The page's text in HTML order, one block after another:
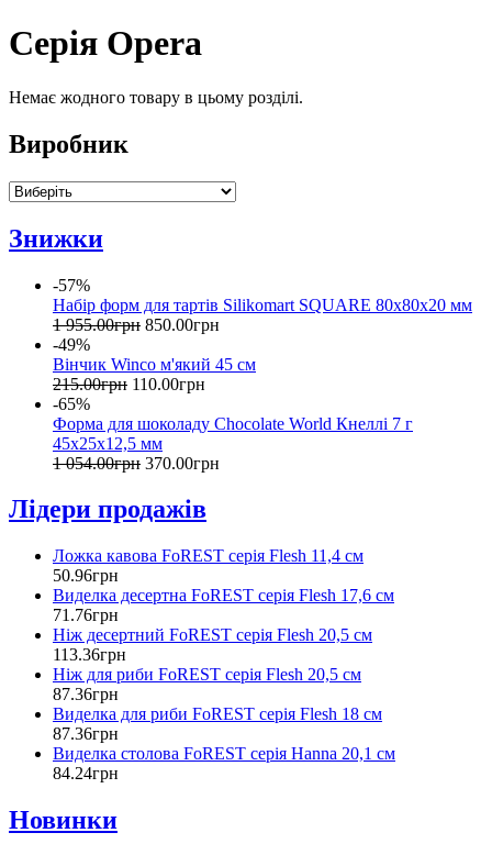
Серія Opera
Немає жодного товару в цьому розділі.
Виробник
Знижки
-57%
Набір форм для тартів Silikomart SQUARE 80х80х20 мм
1 955.00грн 850.00грн
-49%
Вінчик Winco м'який 45 см
215.00грн 110.00грн
-65%
Форма для шоколаду Chocolate World Кнеллі 7 г
45x25x12,5 мм
1 054.00грн 370.00грн
Лідери продажів
Ложка кавова FoREST серія Flesh 11,4 см
50.96грн
Виделка десертна FoREST серія Flesh 17,6 см
71 .76грн
Ніж десертний FoREST серія Flesh 20,5 см
113.36грн
Ніж для риби FoREST серія Flesh 20,5 см
87.36грн
Виделка для риби FoREST серія Flesh 18 см
87.36грн
Виделка столова FoREST серія Hanna 20,1 см
84.24грн
Новинки